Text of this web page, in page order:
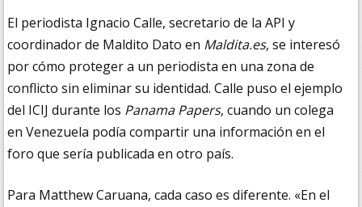
El periodista Ignacio Calle, secretario de la API y
coordinador de Maldito Dato en Maldita.es, se interesó
por cómo proteger a un periodista en una zona de
conflicto sin eliminar su identidad. Calle puso el ejemplo
del ICIJ durante los Panama Papers, cuando un colega
en Venezuela podía compartir una información en el
foro que sería publicada en otro país.
Para Matthew Caruana, cada caso es diferente. «En el